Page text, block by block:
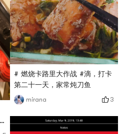
# 燃烧卡路里大作战 #滴，打卡
第二十一天，家常炖刀鱼
mirana 3